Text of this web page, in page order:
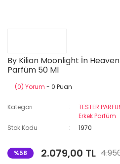
By Kilian Moonlight İn
Parfüm 50 Ml
(0) Yorum - 0 Puan
Kategori TESTER
Erkek Parfüm
Stok Kodu
1970
%58 2.079,00 TL